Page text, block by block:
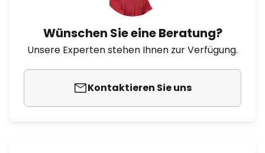
Wünschen Sie eine Beratung?
Unsere Experten stehen Ihnen zur Verfügung.
Kontaktieren Sie uns